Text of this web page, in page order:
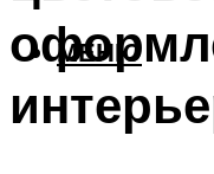
МЕНЮ